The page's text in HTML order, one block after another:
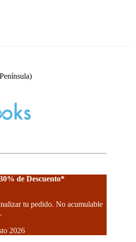
de Descuento*
tu pedido. No acumulable
2026